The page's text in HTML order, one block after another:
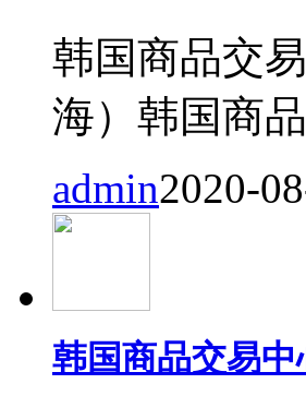
韩国商品交
海）韩国商
admin2020-
韩国商品交易